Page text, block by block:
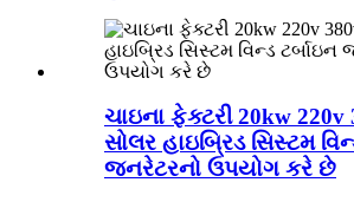
ચાઇના ફેક્ટરી 20kw 220v
સોલર હાઇબ્રિડ સિસ્ટમ
જનરેટરનો ઉપયોગ કરે છે